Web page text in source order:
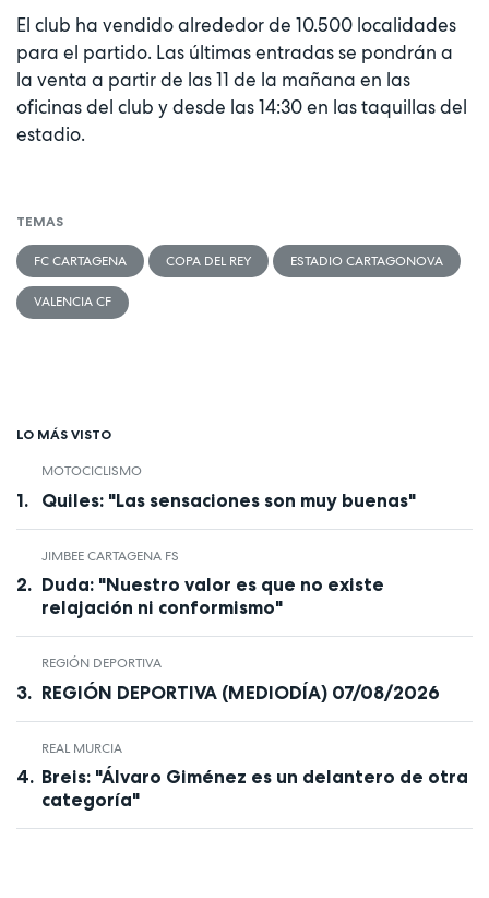
El club ha vendido alrededor de 10.500 localidades
para el partido. Las últimas entradas se pondrán a
la venta a partir de las 11 de la mañana en las
oficinas del club y desde las 14:30 en las taquillas del
estadio.
TEMAS
FC CARTAGENA COPA DEL REY ESTADIO CARTAGONOVA
VALENCIA CF
LO MÁS VISTO
MOTOCICLISMO
Quiles: "Las sensaciones son muy buenas"
JIMBEE CARTAGENA FS
Duda: "Nuestro valor es que no existe
relajación ni conformismo"
REGIÓN DEPORTIVA
REGIÓN DEPORTIVA (MEDIODÍA) 07/08/2026
REAL MURCIA
Breis: "Álvaro Giménez es un delantero de otra
categoría"